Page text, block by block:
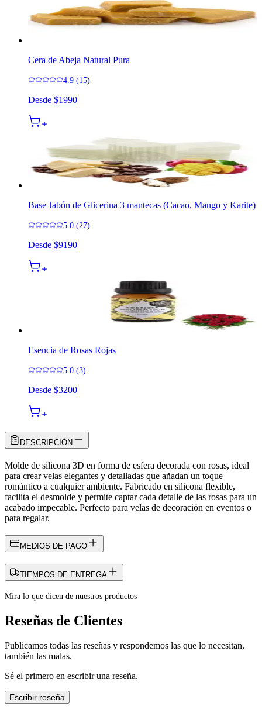
Cera de Abeja Natural Pura
4.9 (15)
Desde $1990
Base Jabón de Glicerina 3 mantecas (Cacao, Mango y Karite)
5.0 (27)
Desde $9190
Esencia de Rosas Rojas
5.0 (3)
Desde $3200
DESCRIPCIÓN
Molde de silicona 3D en forma de esfera decorada con rosas, ideal
para crear velas elegantes y detalladas que añadan un toque
romántico a cualquier ambiente. Fabricado en silicona flexible,
facilita el desmolde y permite captar cada detalle de las rosas para un
acabado impecable. Perfecto para velas de decoración en eventos o
para regalar.
MEDIOS DE PAGO
TIEMPOS DE ENTREGA
Mira lo que dicen de nuestros productos
Reseñas de Clientes
Publicamos todas las reseñas y respondemos las que lo necesitan,
también las malas.
Sé el primero en escribir una reseña.
Escribir reseña